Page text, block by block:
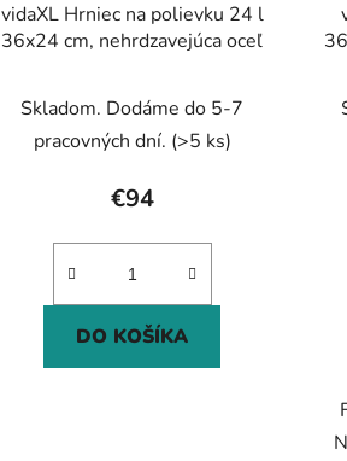
vidaXL Hrniec na polievku 24 l
36x24 cm, nehrdzavejúca oceľ
Skladom. Dodáme do 5-7
pracovných dní. (>5 ks)
€94
DO KOŠÍKA